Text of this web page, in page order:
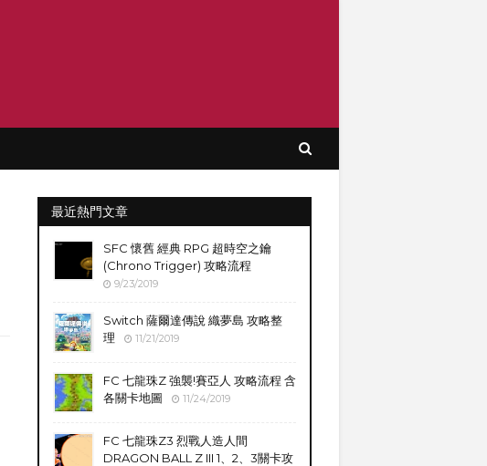
最近熱門文章
SFC 懷舊 經典 RPG 超時空之鑰
(Chrono Trigger) 攻略流程
9/23/2019
Switch 薩爾達傳說 織夢島 攻略整
理
11/21/2019
FC 七龍珠Z 強襲!賽亞人 攻略流程 含
各關卡地圖
11/24/2019
FC 七龍珠Z3 烈戰人造人間
DRAGON BALL Z III 1、2、3關卡攻